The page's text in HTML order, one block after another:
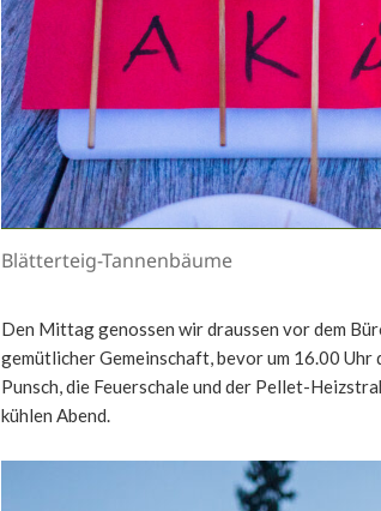
Blätterteig-Tannenbäume
Den Mittag genossen wir draussen vor dem
gemütlicher Gemeinschaft, bevor um 16.00
Punsch, die Feuerschale und der Pellet-
kühlen Abend.